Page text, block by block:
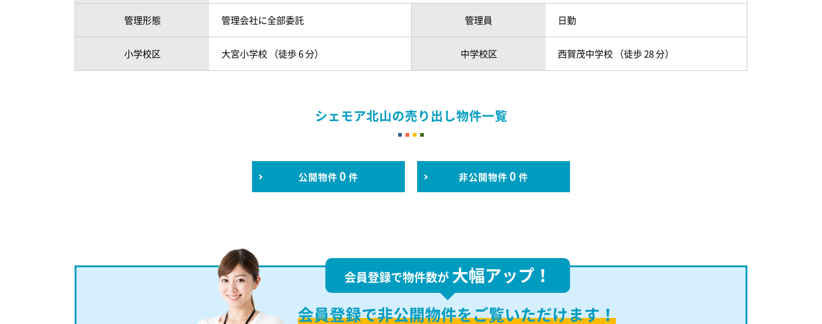
管理形態 管理会社に全部委託 管理員 日勤
小学校区 大宮小学校 （徒歩 6 分） 中学校区 西賀茂中学校 （徒歩 28 分）
シェモア北山の売り出し物件一覧
公開物件0 件 非公開物件0 件
会員登録で物件数が 大幅アップ！
会員登録で非公開物件をご覧いただけます！